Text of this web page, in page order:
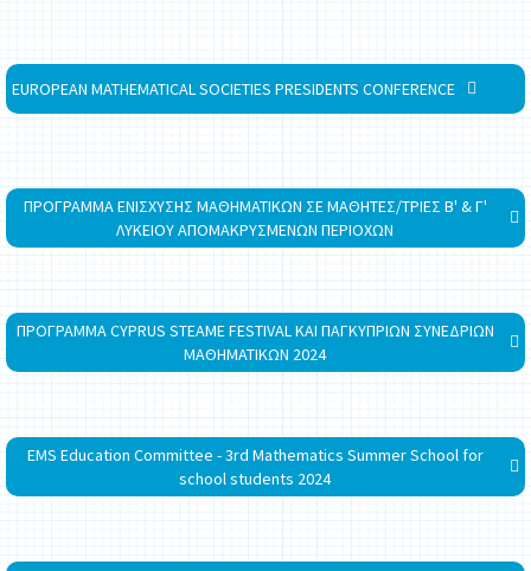
EUROPEAN MATHEMATICAL SOCIETIES PRESIDENTS CONFERENCE
ΠΡΟΓΡΑΜΜΑ ΕΝΙΣΧΥΣΗΣ ΜΑΘΗΜΑΤΙΚΩΝ ΣΕ ΜΑΘΗΤΕΣ/ΤΡΙΕΣ Β' & Γ'
ΛΥΚΕΙΟΥ ΑΠΟΜΑΚΡΥΣΜΕΝΩΝ ΠΕΡΙΟΧΩΝ
ΠΡΟΓΡΑΜΜΑ CYPRUS STEAME FESTIVAL ΚΑΙ ΠΑΓΚΥΠΡΙΩΝ ΣΥΝΕΔΡΙΩΝ
ΜΑΘΗΜΑΤΙΚΩΝ 2024
EMS Education Committee - 3rd Mathematics Summer School for
school students 2024